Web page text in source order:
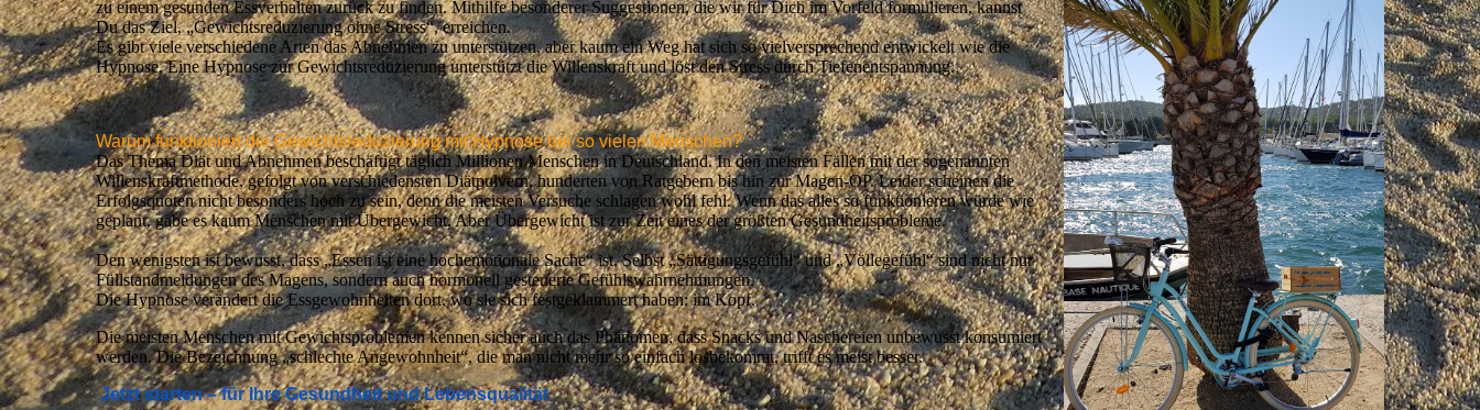
zu einem gesunden Essverhalten zurück zu finden. Mithilfe besonderer Suggestionen, die wir für Dich im Vorfeld formulieren, kannst
Du das Ziel, „Gewichtsreduzierung ohne Stress“, erreichen.
Es gibt viele verschiedene Arten das Abnehmen zu unterstützen, aber kaum ein Weg hat sich so vielversprechend entwickelt wie die
Hypnose. Eine Hypnose zur Gewichtsreduzierung unterstützt die Willenskraft und löst den Stress durch Tiefenentspannung.
Warum funktioniert die Gewichtsreduzierung mit Hypnose bei so vielen Menschen?
Das Thema Diät und Abnehmen beschäftigt täglich Millionen Menschen in Deutschland. In den meisten Fällen mit der sogenannten
Willenskraftmethode, gefolgt von verschiedensten Diätpulvern, hunderten von Ratgebern bis hin zur Magen-OP. Leider scheinen die
Erfolgsquoten nicht besonders hoch zu sein, denn die meisten Versuche schlagen wohl fehl. Wenn das alles so funktionieren würde wie
geplant, gäbe es kaum Menschen mit Übergewicht. Aber Übergewicht ist zur Zeit eines der größten Gesundheitsprobleme.
Den wenigsten ist bewusst, dass „Essen ist eine hochemotionale Sache“ ist. Selbst „Sättigungsgefühl“ und „Völlegefühl“ sind nicht nur
Füllstandmeldungen des Magens, sondern auch hormonell gesteuerte Gefühlswahrnehmungen.
Die Hypnose verändert die Essgewohnheiten dort, wo sie sich festgeklammert haben: im Kopf.
Die meisten Menschen mit Gewichtsproblemen kennen sicher auch das Phänomen, dass Snacks und Naschereien unbewusst konsumiert
werden. Die Bezeichnung „schlechte Angewohnheit“, die man nicht mehr so einfach losbekommt, trifft es meist besser.
Jetzt starten – für Ihre Gesundheit und Lebensqualität